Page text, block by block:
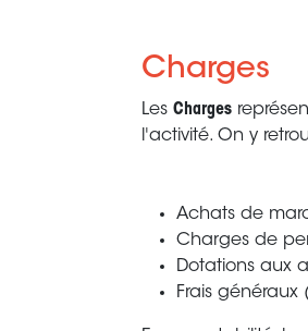
Charges
Les Charges
l'activité. On y
Achats de
Charges de
Dotations aux
Frais généraux